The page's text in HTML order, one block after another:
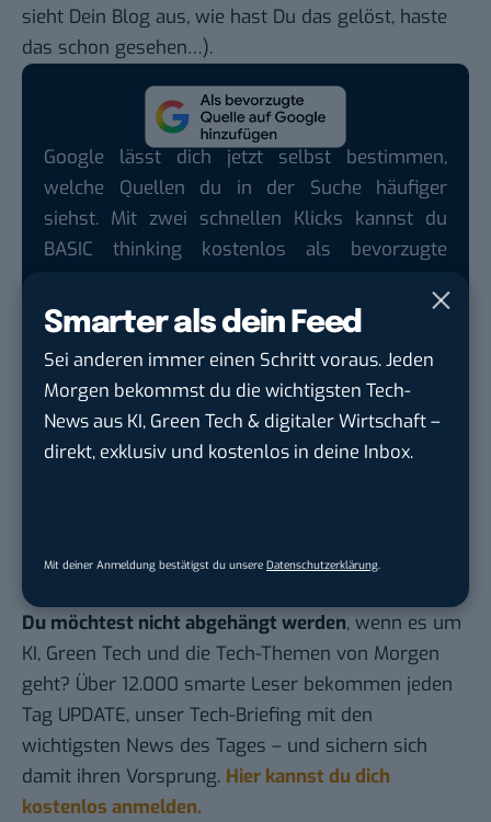
Smarter als dein Feed
Sei anderen immer einen Schritt voraus. Jeden
Morgen bekommst du die wichtigsten Tech-
News aus KI, Green Tech & digitaler Wirtschaft –
direkt, exklusiv und kostenlos in deine Inbox.
Mit deiner Anmeldung bestätigst du unsere Datenschutzerklärung.
sieht Dein Blog aus, wie hast Du das gelöst, haste
das schon gesehen…).
Google lässt dich jetzt selbst bestimmen,
welche Quellen du in der Suche häufiger
siehst. Mit zwei schnellen Klicks kannst du
BASIC thinking kostenlos als bevorzugte
Tech-Journalismus unterstützen. Vielen Dank!
Hier basicthinking.de hinzufügen
jo, so far, morgen to be continued, wenn mir noch
was unter dem Aspekt einfällt „so regellos wie nur
möglich eine einfache Umgebung schaffen, damit
soll.
Du möchtest nicht abgehängt werden, wenn es um
KI, Green Tech und die Tech-Themen von Morgen
geht? Über 12.000 smarte Leser bekommen jeden
Tag UPDATE, unser Tech-Briefing mit den
wichtigsten News des Tages – und sichern sich
damit ihren Vorsprung. Hier kannst du dich
kostenlos anmelden.